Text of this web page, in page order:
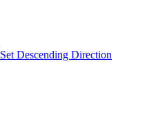
Set Descending Direction